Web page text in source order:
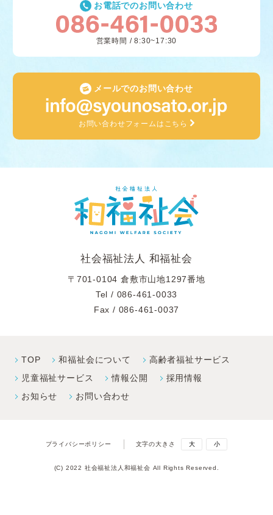
お電話でのお問い合わせ
営業時間 / 8:30~17:30
メールでのお問い合わせ
お問い合わせフォームはこちら
社会福祉法人 和福祉会
〒701-0104 倉敷市山地1297番地
Tel / 086-461-0033
Fax / 086-461-0037
TOP 和福祉会について
高齢者福祉サービス
児童福祉サービス
情報公開
採⽤情報
お知らせ
お問い合わせ
プライバシーポリシー 文字の大きさ 大 小
(C) 2022 社会福祉法人和福祉会 All Rights Reserved.